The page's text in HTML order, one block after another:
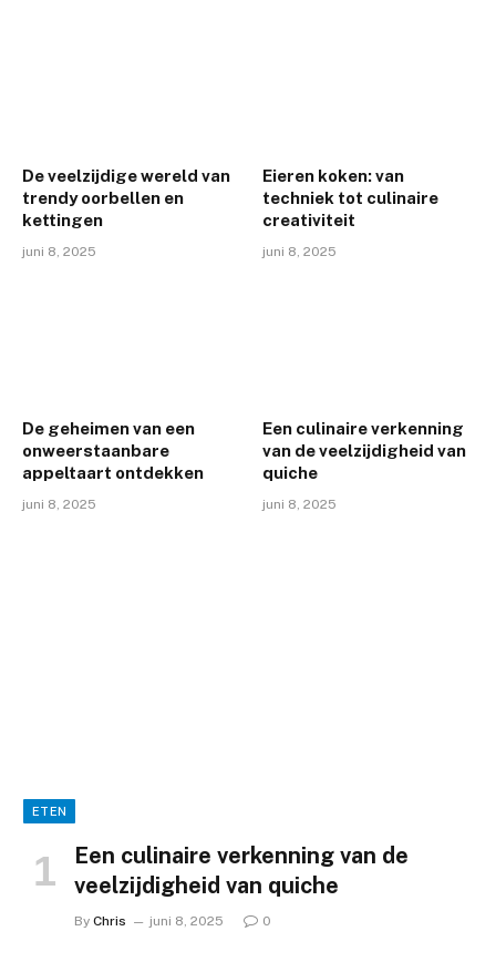
De veelzijdige wereld van
trendy oorbellen en
kettingen
juni 8, 2025
Eieren koken: van
techniek tot culinaire
creativiteit
juni 8, 2025
De geheimen van een
onweerstaanbare
appeltaart ontdekken
juni 8, 2025
Een culinaire verkenning
van de veelzijdigheid van
quiche
juni 8, 2025
ETEN
Een culinaire verkenning van de
veelzijdigheid van quiche
By Chris juni 8, 2025 0